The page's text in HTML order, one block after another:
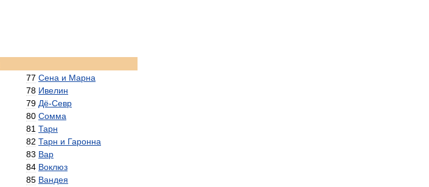
77 Сена и Марна
78 Ивелин
79 Дё-Севр
80 Сомма
81 Тарн
82 Тарн и Гаронна
83 Вар
84 Воклюз
85 Вандея